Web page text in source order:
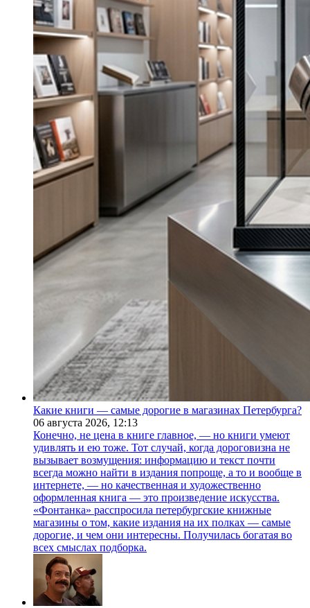
Какие книги — самые дорогие в магазинах Петербурга?
06 августа 2026, 12:13
Конечно, не цена в книге главное, — но книги умеют
удивлять и ею тоже. Тот случай, когда дороговизна не
вызывает возмущения: информацию и текст почти
всегда можно найти в издания попроще, а то и вообще в
интернете, — но качественная и художественно
оформленная книга — это произведение искусства.
«Фонтанка» расспросила петербургские книжные
магазины о том, какие издания на их полках — самые
дорогие, и чем они интересны. Получилась богатая во
всех смыслах подборка.